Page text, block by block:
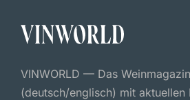
VINWORLD — Das Weinmagazin
(deutsch/englisch) mit aktuellen